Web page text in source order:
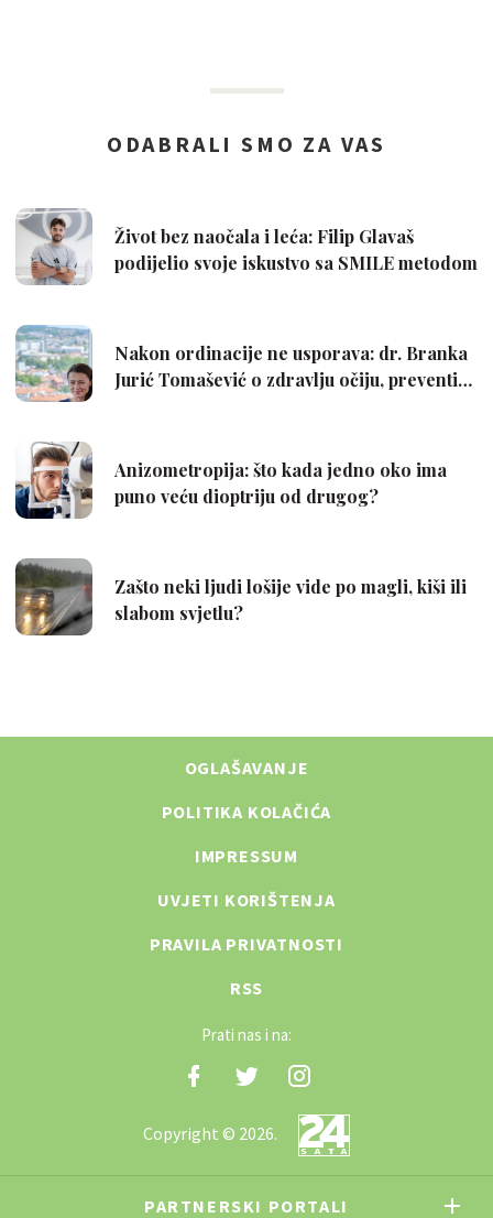
OGLAŠAVANJE
POLITIKA KOLAČIĆA
IMPRESSUM
UVJETI KORIŠTENJA
PRAVILA PRIVATNOSTI
RSS
Prati nas i na:
Copyright © 2026.
PARTNERSKI PORTALI